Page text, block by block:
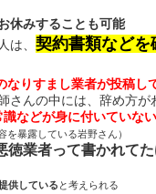
休みすることも可能
は、 契約書類など
なりすまし業者が投稿し
さんの中には、辞め方が
などが身に付いていない
を暴露している岩野さん）
徳業者って書かれて
供している と考えられる